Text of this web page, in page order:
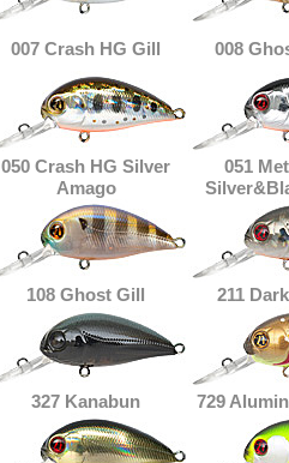
007 Crash HG Gill 008
050 Crash HG Silver
Amago
051
108 Ghost Gill 211
327 Kanabun 729